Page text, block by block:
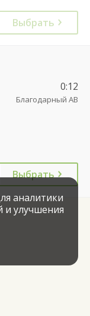
Выбрать
0:12
Благодарный АВ
Выбрать
аналитики
и улучшения